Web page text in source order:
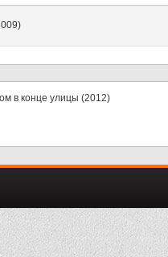
в конце улицы (2012)